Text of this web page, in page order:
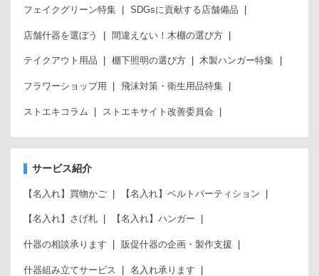
フェイクグリーン特集 SDGsに貢献する店舗備品
店舗什器を選ぼう 間違えない！木棚の選び方
テイクアウト用品 棚下照明の選び方 木製ハンガー特集
フラワーショップ用 飛沫対策・衛生用品特集
ストエキコラム ストエキサイト改善委員会
サービス紹介
【名入れ】買物かご 【名入れ】ベルトパーティション
【名入れ】さげ札 【名入れ】ハンガー
什器の相談承ります 販促什器の企画・製作支援
什器組み立てサービス 名入れ承ります